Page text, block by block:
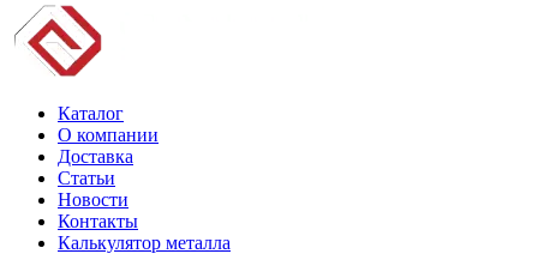
Каталог
О компании
Доставка
Статьи
Новости
Контакты
Калькулятор металла